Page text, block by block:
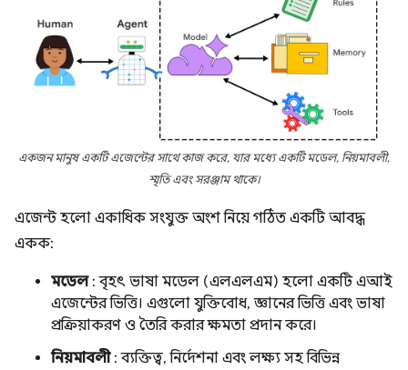
একজন মানুষ একটি এজেন্টের সাথে কাজ করে, যার মধ্যে একটি মডেল, নিয়মাবলী,
স্মৃতি এবং সরঞ্জাম থাকে।
এজেন্ট হলো একাধিক সংযুক্ত অংশ নিয়ে গঠিত একটি আবদ্ধ
একক:
মডেল: বৃহৎ ভাষা মডেল (এলএলএম) হলো একটি এআই
এজেন্টের ভিত্তি। এগুলো যুক্তিবোধ, জ্ঞানের ভিত্তি এবং ভাষা
প্রক্রিয়াকরণ ও তৈরি করার ক্ষমতা প্রদান করে।
নিয়মাবলী: ব্যক্তিত্ব, নির্দেশনা এবং লক্ষ্য সহ বিভিন্ন